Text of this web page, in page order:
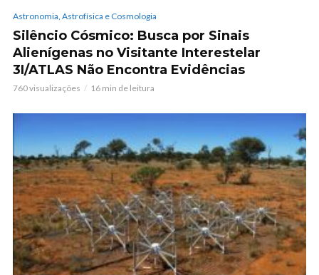
Astronomia, Astrofísica e Cosmologia
Silêncio Cósmico: Busca por Sinais
Alienígenas no Visitante Interestelar
3I/ATLAS Não Encontra Evidências
760 visualizações 16 min de leitura